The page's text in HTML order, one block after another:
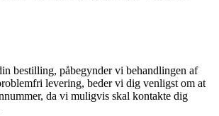
bestilling, påbegynder vi behandlingen af
levering, beder vi dig venligst om at
da vi muligvis skal kontakte dig